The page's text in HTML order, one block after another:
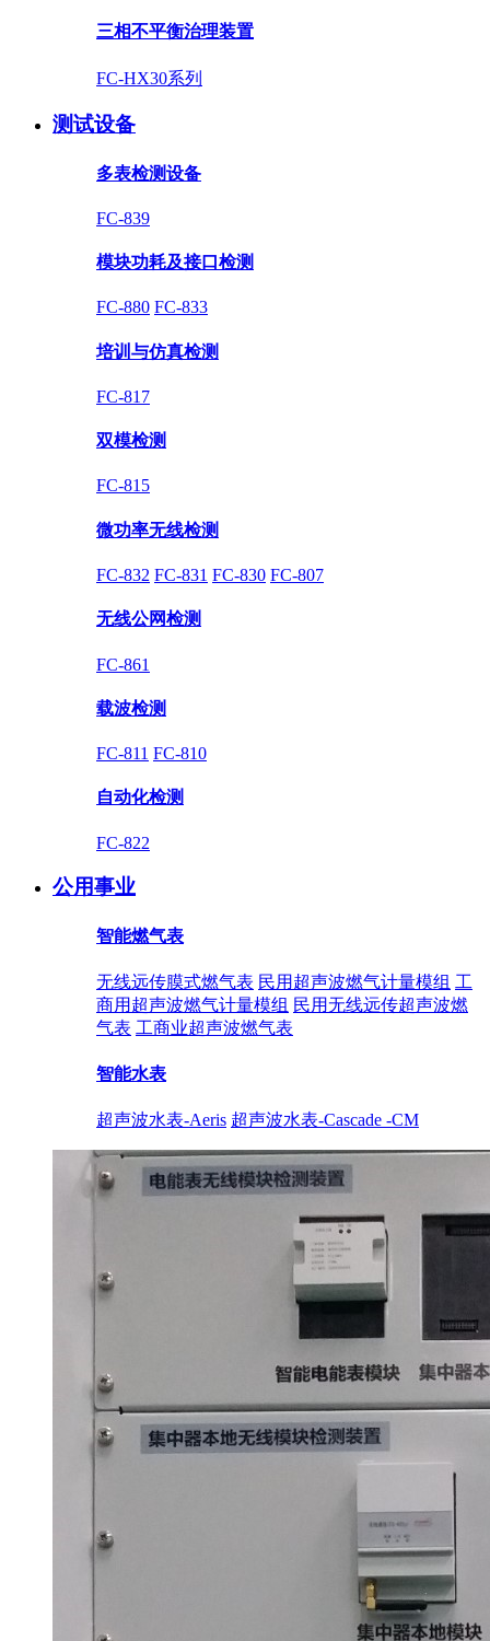
三相不平衡治理装置
FC-HX30系列
测试设备
多表检测设备
FC-839
模块功耗及接口检测
FC-880 FC-833
培训与仿真检测
FC-817
双模检测
FC-815
微功率无线检测
FC-832 FC-831 FC-830 FC-807
无线公网检测
FC-861
载波检测
FC-811 FC-810
自动化检测
FC-822
公用事业
智能燃气表
无线远传膜式燃气表 民用超声波燃气计量模组 工
商用超声波燃气计量模组 民用无线远传超声波燃
气表 工商业超声波燃气表
智能水表
超声波水表-Aeris 超声波水表-Cascade -CM